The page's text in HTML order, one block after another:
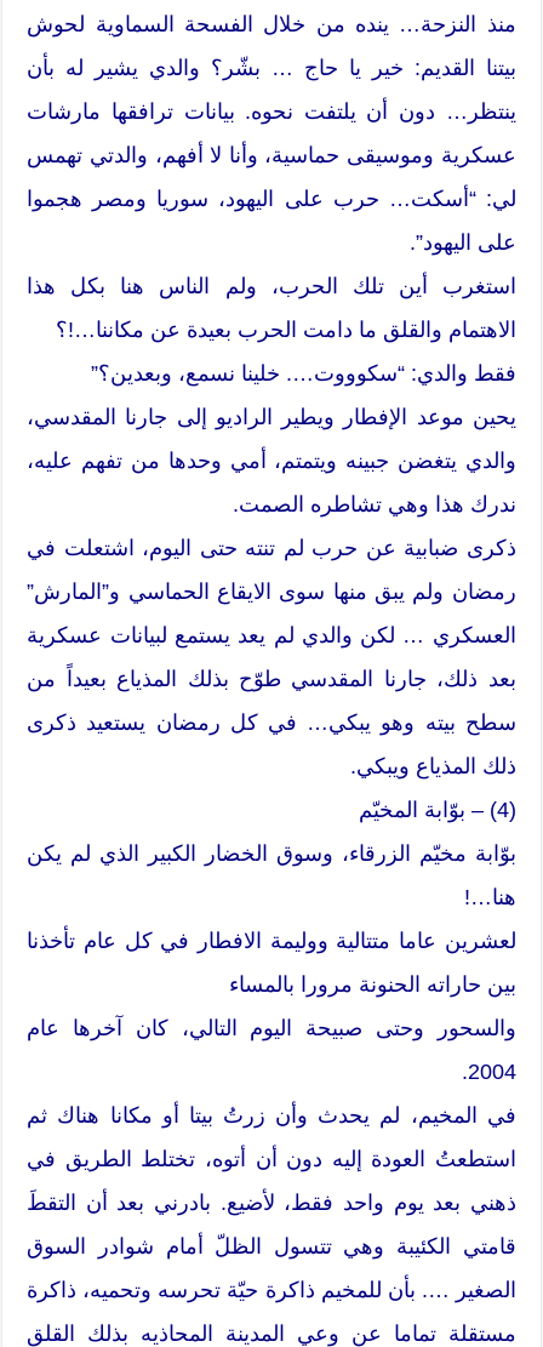
منذ النزحة… ينده من خلال الفسحة السماوية لحوش
بيتنا القديم: خير يا حاج … بشّر؟ والدي يشير له بأن
ينتظر… دون أن يلتفت نحوه. بيانات ترافقها مارشات
عسكرية وموسيقى حماسية، وأنا لا أفهم، والدتي تهمس
لي: “أسكت… حرب على اليهود، سوريا ومصر هجموا
على اليهود”.
استغرب أين تلك الحرب، ولم الناس هنا بكل هذا
الاهتمام والقلق ما دامت الحرب بعيدة عن مكاننا…!؟
فقط والدي: “سكوووت…. خلينا نسمع، وبعدين؟”
يحين موعد الإفطار ويطير الراديو إلى جارنا المقدسي،
والدي يتغضن جبينه ويتمتم، أمي وحدها من تفهم عليه،
ندرك هذا وهي تشاطره الصمت.
ذكرى ضبابية عن حرب لم تنته حتى اليوم، اشتعلت في
رمضان ولم يبق منها سوى الايقاع الحماسي و”المارش”
العسكري … لكن والدي لم يعد يستمع لبيانات عسكرية
بعد ذلك، جارنا المقدسي طوّح بذلك المذياع بعيداً من
سطح بيته وهو يبكي… في كل رمضان يستعيد ذكرى
ذلك المذياع ويبكي.
(4) – بوّابة المخيّم
بوّابة مخيّم الزرقاء، وسوق الخضار الكبير الذي لم يكن
هنا…!
لعشرين عاما متتالية ووليمة الافطار في كل عام تأخذنا
بين حاراته الحنونة مرورا بالمساء
والسحور وحتى صبيحة اليوم التالي، كان آخرها عام
2004.
في المخيم، لم يحدث وأن زرتُ بيتا أو مكانا هناك ثم
استطعتُ العودة إليه دون أن أتوه، تختلط الطريق في
ذهني بعد يوم واحد فقط، لأضيع. بادرني بعد أن التقطَ
قامتي الكئيبة وهي تتسول الظلّ أمام شوادر السوق
الصغير …. بأن للمخيم ذاكرة حيّة تحرسه وتحميه، ذاكرة
مستقلة تماما عن وعي المدينة المحاذيه بذلك القلق